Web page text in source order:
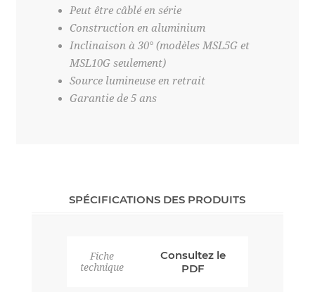
Peut être câblé en série
Construction en aluminium
Inclinaison à 30° (modèles MSL5G et
MSL10G seulement)
Source lumineuse en retrait
Garantie de 5 ans
SPÉCIFICATIONS DES PRODUITS
Fiche
technique
Consultez le
PDF